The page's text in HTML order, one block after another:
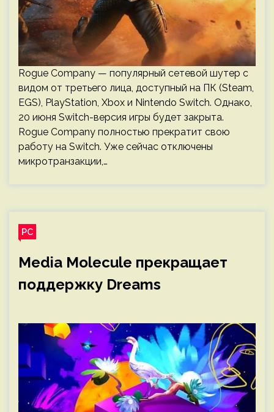
Rogue Company — популярный сетевой шутер с
видом от третьего лица, доступный на ПК (Steam,
EGS), PlayStation, Xbox и Nintendo Switch. Однако,
20 июня Switch-версия игры будет закрыта.
Rogue Company полностью прекратит свою
работу на Switch. Уже сейчас отключены
микротранзакции,…
PC
Media Molecule прекращает
поддержку Dreams